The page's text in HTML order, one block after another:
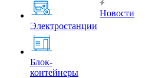
Электростанции
Блок-
контейнеры
Новости